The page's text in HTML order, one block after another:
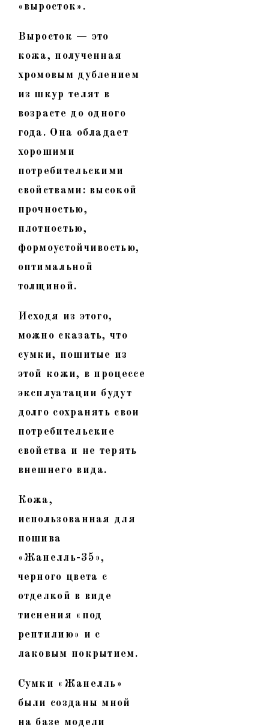
«выросток».
Выросток — это
кожа, полученная
хромовым дублением
из шкур телят в
возрасте до одного
года. Она обладает
хорошими
потребительскими
свойствами: высокой
прочностью,
плотностью,
формоустойчивостью,
оптимальной
толщиной.
Исходя из этого,
можно сказать, что
сумки, пошитые из
этой кожи, в процессе
эксплуатации будут
долго сохранять свои
потребительские
свойства и не терять
внешнего вида.
Кожа,
использованная для
пошива
«Жанелль-35»,
черного цвета с
отделкой в виде
тиснения «под
рептилию» и с
лаковым покрытием.
Сумки «Жанелль»
были созданы мной
на базе модели